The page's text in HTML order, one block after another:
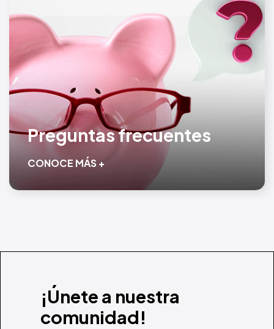
Preguntas frecuentes
CONOCE MÁS +
¡Únete a nuestra
comunidad!